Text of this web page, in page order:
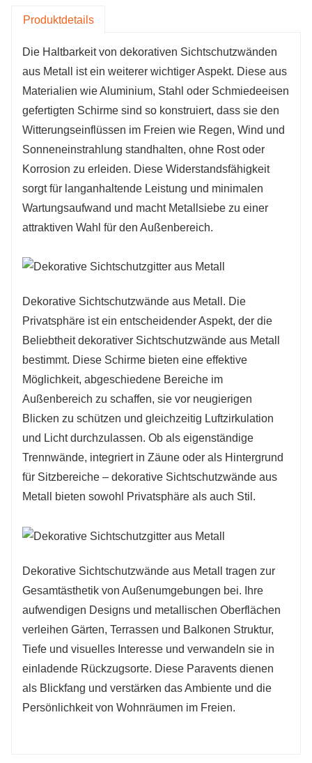
Natur inspirierten Motiven, und bieten
ästhetischen Vorlieben im Außenbereich
anzupassen. Ganz gleich, ob Sie einen
modernen, industriellen Look oder eine eher
traditionelle Atmosphäre bevorzugen, für jeden
Stil gibt es einen dekorativen Sichtschutz aus
Metall, der zu jedem Stil passt.
Produktdetails
Die Haltbarkeit von dekorativen Sichtschutzwänden
aus Metall ist ein weiterer wichtiger Aspekt. Diese aus
Materialien wie Aluminium, Stahl oder Schmiedeeisen
gefertigten Schirme sind so konstruiert, dass sie den
Witterungseinflüssen im Freien wie Regen, Wind und
Sonneneinstrahlung standhalten, ohne Rost oder
Korrosion zu erleiden. Diese Widerstandsfähigkeit
sorgt für langanhaltende Leistung und minimalen
Wartungsaufwand und macht Metallsiebe zu einer
attraktiven Wahl für den Außenbereich.
Dekorative Sichtschutzwände aus Metall. Die
Privatsphäre ist ein entscheidender Aspekt, der die
Beliebtheit dekorativer Sichtschutzwände aus Metall
bestimmt. Diese Schirme bieten eine effektive
Möglichkeit, abgeschiedene Bereiche im
Außenbereich zu schaffen, sie vor neugierigen
Blicken zu schützen und gleichzeitig Luftzirkulation
und Licht durchzulassen. Ob als eigenständige
Trennwände, integriert in Zäune oder als Hintergrund
für Sitzbereiche – dekorative Sichtschutzwände aus
Metall bieten sowohl Privatsphäre als auch Stil.
Dekorative Sichtschutzwände aus Metall tragen zur
Gesamtästhetik von Außenumgebungen bei. Ihre
aufwendigen Designs und metallischen Oberflächen
verleihen Gärten, Terrassen und Balkonen Struktur,
Tiefe und visuelles Interesse und verwandeln sie in
einladende Rückzugsorte. Diese Paravents dienen
als Blickfang und verstärken das Ambiente und die
Persönlichkeit von Wohnräumen im Freien.